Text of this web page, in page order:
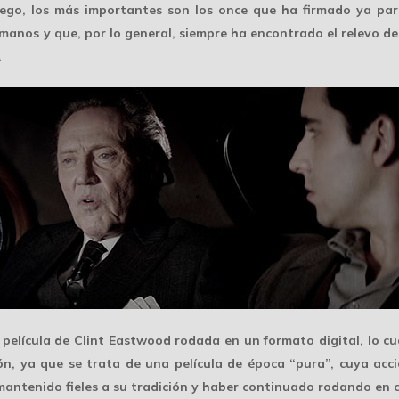
los más importantes son los once que ha firmado ya
y que, por lo general, siempre ha encontrado el relevo
película de Clint Eastwood rodada en unformato digital, lo
ya que se trata de una película de época “pura”, cuya
fieles a su tradición y haber continuado rodando